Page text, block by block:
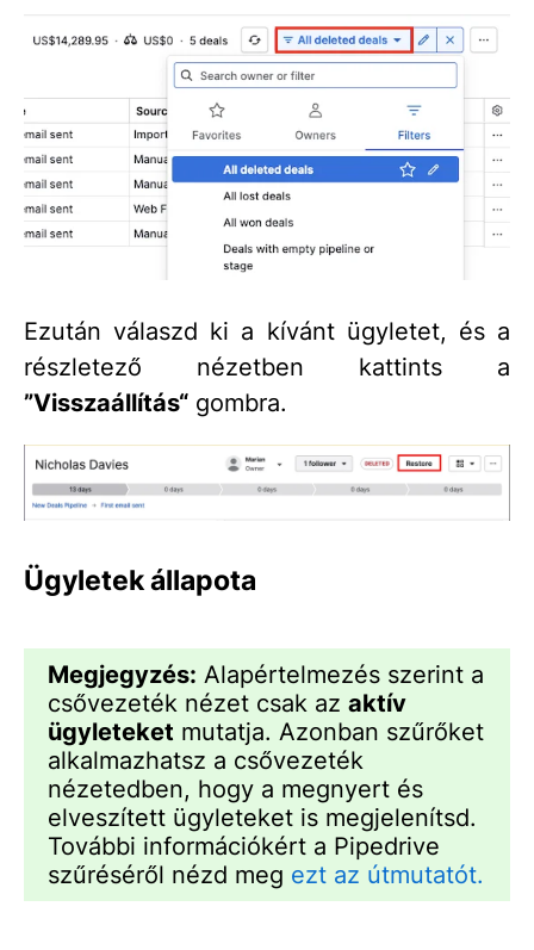
Ezután válaszd ki a kívánt ügyletet, és a
részletező nézetben kattints a
”Visszaállítás“ gombra.
Ügyletek állapota
Megjegyzés: Alapértelmezés szerint a
csővezeték nézet csak az aktív
ügyleteket mutatja. Azonban szűrőket
alkalmazhatsz a csővezeték
nézetedben, hogy a megnyert és
elveszített ügyleteket is megjelenítsd.
További információkért a Pipedrive
szűréséről nézd meg ezt az útmutatót.